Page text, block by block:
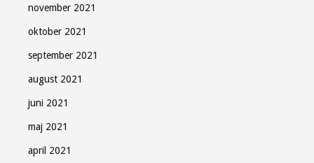
november 2021
oktober 2021
september 2021
august 2021
juni 2021
maj 2021
april 2021